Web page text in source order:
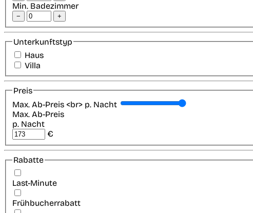
Min. Badezimmer
− +
Unterkunftstyp
Haus
Villa
Preis
Max. Ab-Preis <br> p. Nacht
Max. Ab-Preis
p. Nacht
€
Rabatte
Last-Minute
Frühbucherrabatt